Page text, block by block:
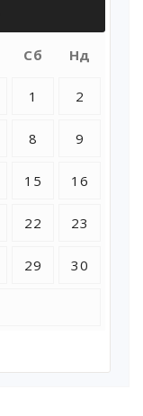
Сб Нд
1 2
8 9
15 16
22 23
29 30